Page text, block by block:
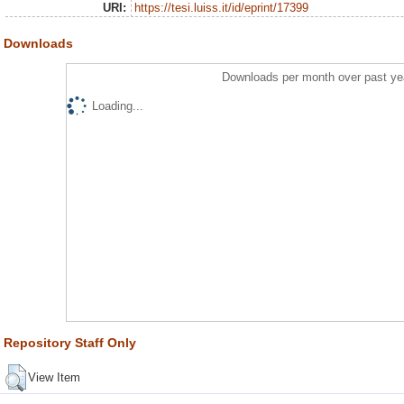
URI: https://tesi.luiss.it/id/eprint/17399
Downloads
Downloads per month over past
Loading...
Repository Staff Only
View Item